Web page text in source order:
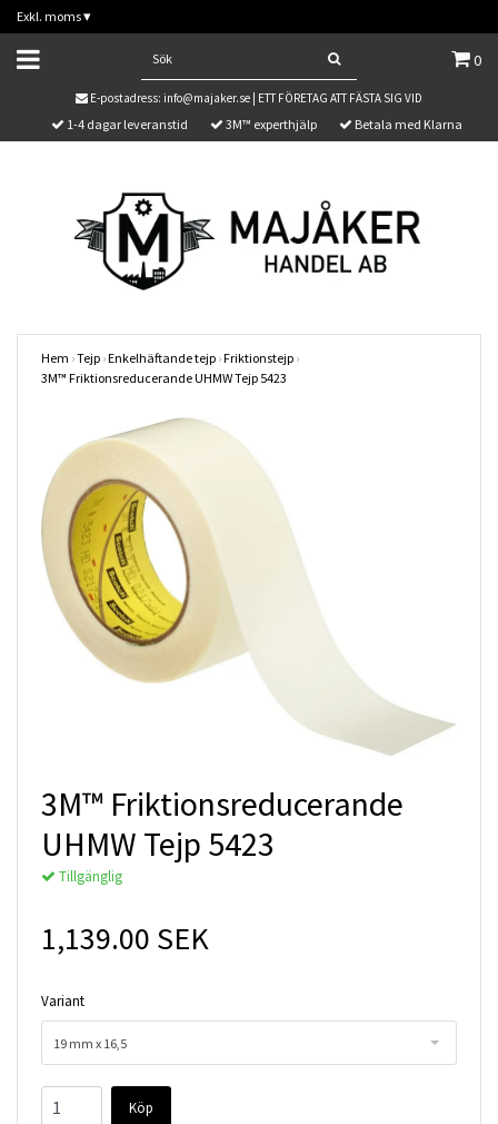
Exkl. moms▾
0
E-postadress: info@majaker.se | ETT FÖRETAG ATT FÄSTA SIG VID
1-4 dagar leveranstid 3M™ experthjälp Betala med Klarna
Hem ›Tejp ›Enkelhäftande tejp ›Friktionstejp ›
3M™ Friktionsreducerande UHMW Tejp 5423
3M™ Friktionsreducerande
UHMW Tejp 5423
Tillgänglig
1,139.00 SEK
Variant
19 mm x 16,5
Köp